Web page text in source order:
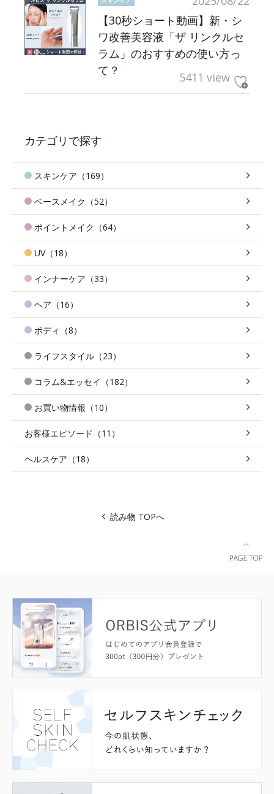
【30秒ショート動画】新・シ
ワ改善美容液「ザ リンクルセ
ラム」のおすすめの使い方っ
て？
5411 view
カテゴリで探す
スキンケア（169）
ベースメイク（52）
ポイントメイク（64）
UV（18）
インナーケア（33）
ヘア（16）
ボディ（8）
ライフスタイル（23）
コラム&エッセイ（182）
お買い物情報（10）
お客様エピソード（11）
ヘルスケア（18）
読み物 TOPへ